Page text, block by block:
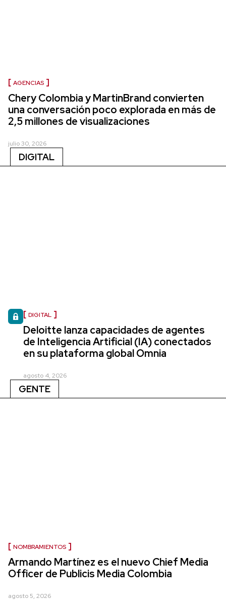
AGENCIAS
Chery Colombia y MartinBrand convierten
una conversación poco explorada en más de
2,5 millones de visualizaciones
julio 30, 2026
DIGITAL
DIGITAL
Deloitte lanza capacidades de agentes
de Inteligencia Artificial (IA) conectados
en su plataforma global Omnia
agosto 4, 2026
GENTE
NOMBRAMIENTOS
Armando Martínez es el nuevo Chief Media
Officer de Publicis Media Colombia
agosto 5, 2026